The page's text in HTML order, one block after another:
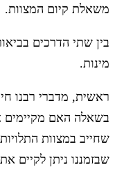
משאלת קיום המצוות.
בין שתי הדרכים
מינות.
ראשית, מדברי רבנו
בשאלה האם מקיימים
שחייב במצוות
שבזמננו ניתן לקיים